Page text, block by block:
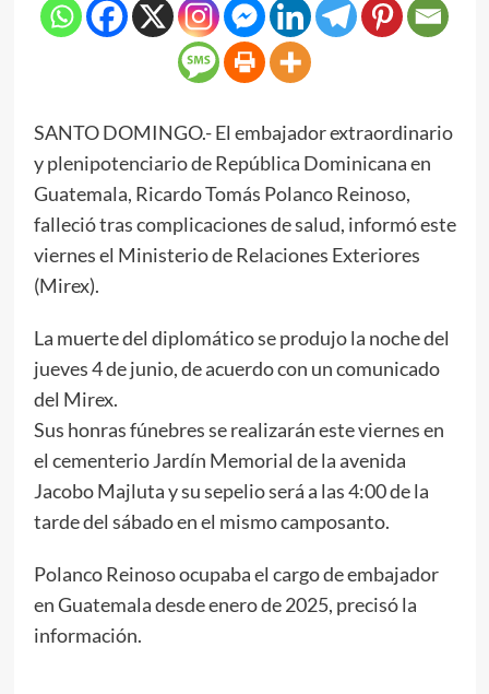
SANTO DOMINGO.- El embajador extraordinario
y plenipotenciario de República Dominicana en
Guatemala, Ricardo Tomás Polanco Reinoso,
falleció tras complicaciones de salud, informó este
viernes el Ministerio de Relaciones Exteriores
(Mirex).
La muerte del diplomático se produjo la noche del
jueves 4 de junio, de acuerdo con un comunicado
del Mirex.
Sus honras fúnebres se realizarán este viernes en
el cementerio Jardín Memorial de la avenida
Jacobo Majluta y su sepelio será a las 4:00 de la
tarde del sábado en el mismo camposanto.
Polanco Reinoso ocupaba el cargo de embajador
en Guatemala desde enero de 2025, precisó la
información.